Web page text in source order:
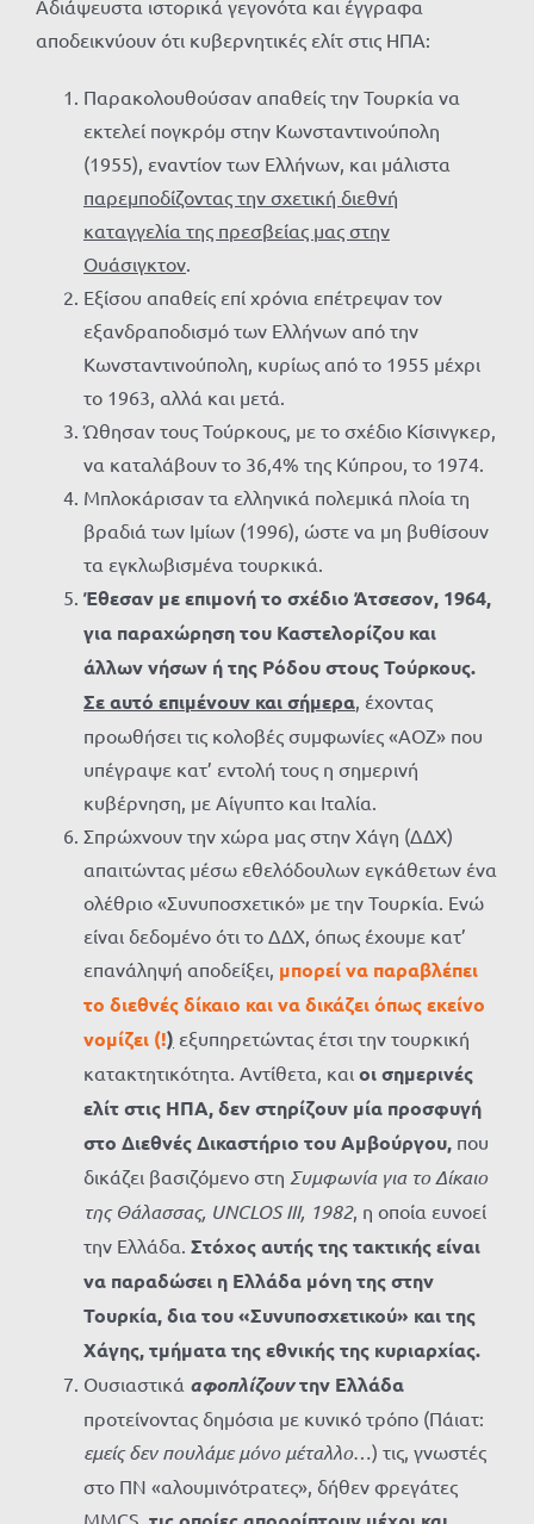
Αδιάψευστα ιστορικά γεγονότα και έγγραφα
αποδεικνύουν ότι κυβερνητικές ελίτ στις ΗΠΑ:
Παρακολουθούσαν απαθείς την Τουρκία να
εκτελεί πογκρόμ στην Κωνσταντινούπολη
(1955), εναντίον των Ελλήνων, και μάλιστα
παρεμποδίζοντας την σχετική διεθνή
καταγγελία της πρεσβείας μας στην
Ουάσιγκτον.
Εξίσου απαθείς επί χρόνια επέτρεψαν τον
εξανδραποδισμό των Ελλήνων από την
Κωνσταντινούπολη, κυρίως από το 1955 μέχρι
το 1963, αλλά και μετά.
Ώθησαν τους Τούρκους, με το σχέδιο Κίσινγκερ,
να καταλάβουν το 36,4% της Κύπρου, το 1974.
Μπλοκάρισαν τα ελληνικά πολεμικά πλοία τη
βραδιά των Ιμίων (1996), ώστε να μη βυθίσουν
τα εγκλωβισμένα τουρκικά.
Έθεσαν με επιμονή το σχέδιο Άτσεσον, 1964,
για παραχώρηση του Καστελορίζου και
άλλων νήσων ή της Ρόδου στους Τούρκους.
Σε αυτό επιμένουν και σήμερα, έχοντας
προωθήσει τις κολοβές συμφωνίες «ΑΟΖ» που
υπέγραψε κατ’ εντολή τους η σημερινή
κυβέρνηση, με Αίγυπτο και Ιταλία.
Σπρώχνουν την χώρα μας στην Χάγη (ΔΔΧ)
απαιτώντας μέσω εθελόδουλων εγκάθετων ένα
ολέθριο «Συνυποσχετικό» με την Τουρκία. Ενώ
είναι δεδομένο ότι το ΔΔΧ, όπως έχουμε κατ’
επανάληψή αποδείξει, μπορεί να παραβλέπει
το διεθνές δίκαιο και να δικάζει όπως εκείνο
νομίζει (!) εξυπηρετώντας έτσι την τουρκική
κατακτητικότητα. Αντίθετα, και οι σημερινές
ελίτ στις ΗΠΑ, δεν στηρίζουν μία προσφυγή
στο Διεθνές Δικαστήριο του Αμβούργου, που
δικάζει βασιζόμενο στη Συμφωνία για το Δίκαιο
της Θάλασσας, UNCLOS III, 1982, η οποία ευνοεί
την Ελλάδα. Στόχος αυτής της τακτικής είναι
να παραδώσει η Ελλάδα μόνη της στην
Τουρκία, δια του «Συνυποσχετικού» και της
Χάγης, τμήματα της εθνικής της κυριαρχίας.
Ουσιαστικά αφοπλίζουντην Ελλάδα
προτείνοντας δημόσια με κυνικό τρόπο (Πάιατ:
εμείς δεν πουλάμε μόνο μέταλλο…) τις, γνωστές
στο ΠΝ «αλουμινότρατες», δήθεν φρεγάτες